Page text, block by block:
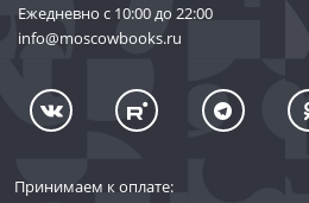
Ежедневно с 10:00 до 22:00
info@moscowbooks.ru
Принимаем к оплате: